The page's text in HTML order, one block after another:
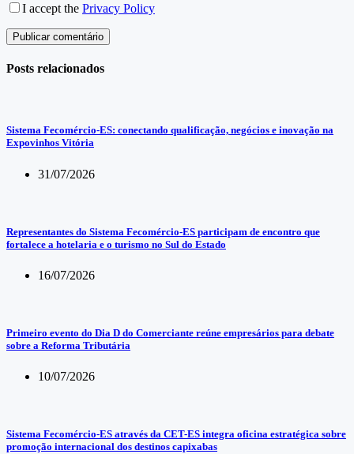
I accept the Privacy Policy
Publicar comentário
Posts relacionados
Sistema Fecomércio-ES: conectando qualificação, negócios e inovação na
Expovinhos Vitória
31/07/2026
Representantes do Sistema Fecomércio-ES participam de encontro que
fortalece a hotelaria e o turismo no Sul do Estado
16/07/2026
Primeiro evento do Dia D do Comerciante reúne empresários para debate
sobre a Reforma Tributária
10/07/2026
Sistema Fecomércio-ES através da CET-ES integra oficina estratégica sobre
promoção internacional dos destinos capixabas